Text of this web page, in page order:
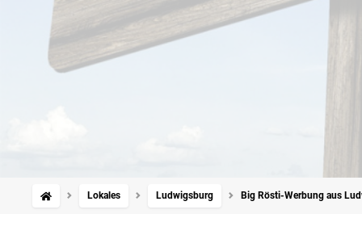
Lokales Ludwigsburg Big Rösti-Werbung aus